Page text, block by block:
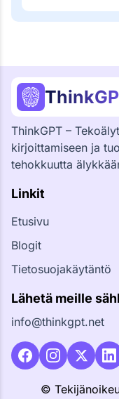
ThinkGPT –
kirjoittamiseen ja
tehokkuutta
Linkit
Etusivu
Blogit
Tietosuojakäytäntö
Lähetä meille
info@thinkgpt.net
©